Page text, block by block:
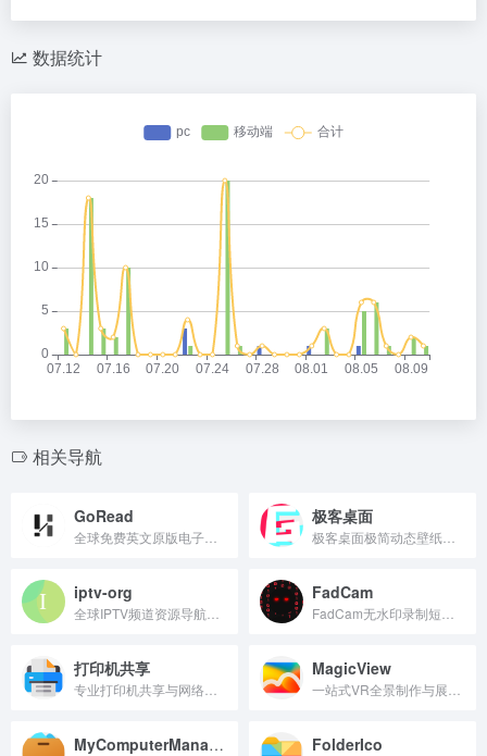
数据统计
相关导航
GoRead 极客桌面
iptv-org FadCam
打印机共享 MagicView
MyComputerManager FolderIco